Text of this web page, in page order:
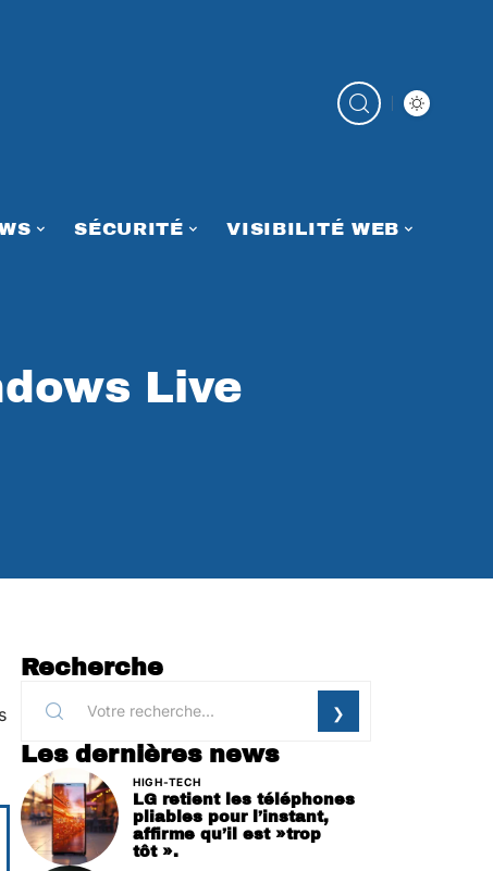
SÉCURITÉ VISIBILITÉ WEB
Live
Recherche
Les dernières news
HIGH-TECH
LG retient les téléphones
pliables pour l’instant,
affirme qu’il est »trop
tôt ».